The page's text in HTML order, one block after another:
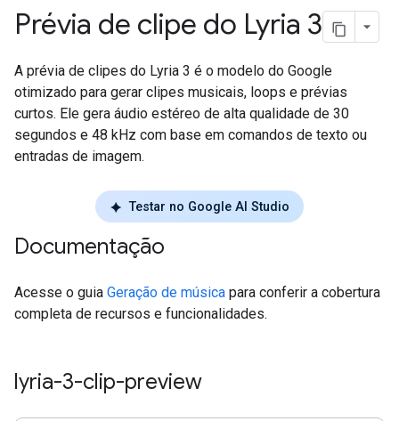
Prévia de clipe do Lyria 3
A prévia de clipes do Lyria 3 é o modelo do Google
otimizado para gerar clipes musicais, loops e prévias
curtos. Ele gera áudio estéreo de alta qualidade de 30
segundos e 48 kHz com base em comandos de texto ou
entradas de imagem.
Testar no Google AI Studio
Documentação
Acesse o guia Geração de música para conferir a cobertura
completa de recursos e funcionalidades.
lyria-3-clip-preview